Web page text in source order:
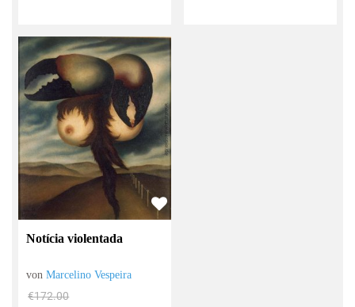
Notícia violentada
vonMarcelino Vespeira
€172.00